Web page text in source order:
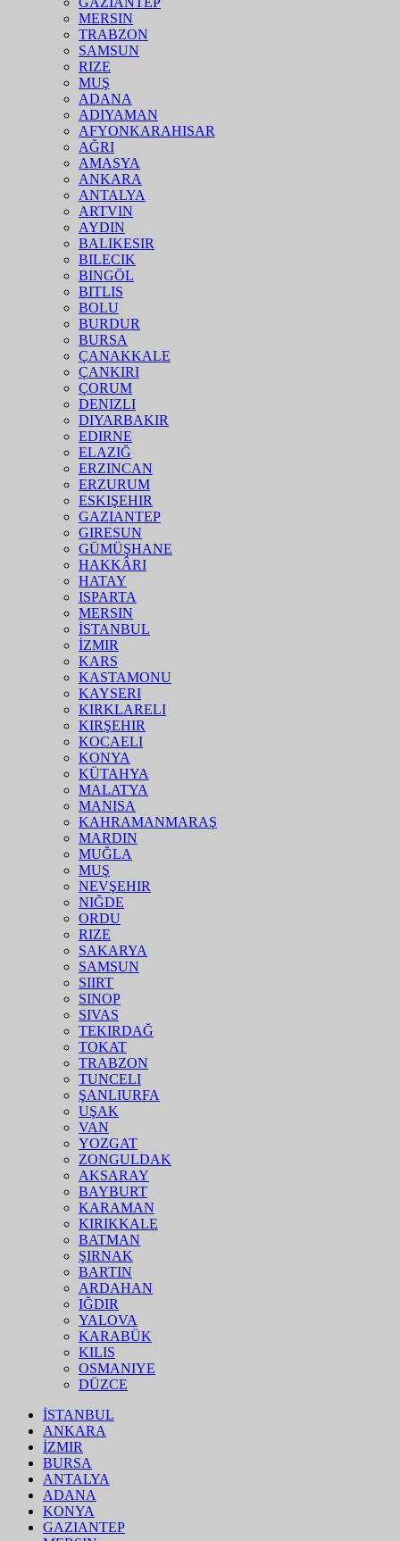
MERSIN
TRABZON
SAMSUN
RIZE
MUŞ
ADANA
ADIYAMAN
AFYONKARAHISAR
AĞRI
AMASYA
ANKARA
ANTALYA
ARTVIN
AYDIN
BALIKESIR
BILECIK
BINGÖL
BITLIS
BOLU
BURDUR
BURSA
ÇANAKKALE
ÇANKIRI
ÇORUM
DENIZLI
DIYARBAKIR
EDIRNE
ELAZIĞ
ERZINCAN
ERZURUM
ESKIŞEHIR
GAZIANTEP
GIRESUN
GÜMÜŞHANE
HAKKÂRI
HATAY
ISPARTA
MERSIN
İSTANBUL
İZMIR
KARS
KASTAMONU
KAYSERI
KIRKLARELI
KIRŞEHIR
KOCAELI
KONYA
KÜTAHYA
MALATYA
MANISA
KAHRAMANMARAŞ
MARDIN
MUĞLA
MUŞ
NEVŞEHIR
NIĞDE
ORDU
RIZE
SAKARYA
SAMSUN
SIIRT
SINOP
SIVAS
TEKIRDAĞ
TOKAT
TRABZON
TUNCELI
ŞANLIURFA
UŞAK
VAN
YOZGAT
ZONGULDAK
AKSARAY
BAYBURT
KARAMAN
KIRIKKALE
BATMAN
ŞIRNAK
BARTIN
ARDAHAN
IĞDIR
YALOVA
KARABÜK
KILIS
OSMANIYE
DÜZCE
İSTANBUL
ANKARA
İZMIR
BURSA
ANTALYA
ADANA
KONYA
GAZIANTEP